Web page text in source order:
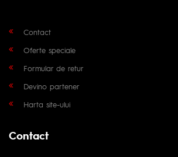
Contact
Oferte speciale
Formular de retur
Devino partener
Harta site-ului
Contact